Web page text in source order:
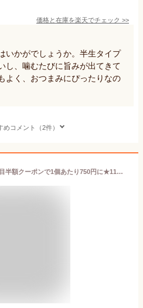
価格と在庫を楽天でチェック >>
いかがでしょうか。半生タイプ
し、噛むたびに旨みが出てきて
よく、おつまみにぴったりなの
めコメント（2件）
＼スーパ−SALE限定！2個目半額クーポンで1個あたり750円に★11日01:59迄／【楽天ランキング1位】ビーフジャーキー 牛たんジャーキー40g お試し おつまみ 酒の肴 おやつ ジャーキー 酒のつまみ 珍味 群馬 宮内ハム スティック